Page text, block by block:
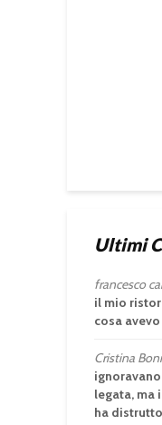
Ultimi
francesco
il mio
cosa
Cristina Boni
legata, ma
ha